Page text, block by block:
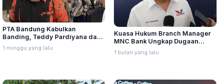
PTA Bandung Kabulkan
Banding, Teddy Pardiyana dan
Bintang Ditetapkan Ahli Waris
Lina Jubaedah
1 minggu yang lalu
Kuasa Hukum Branch Manager
MNC Bank Ungkap Dugaan
Penganiayaan oleh Hary Tanoe
di MNC Towe
1 bulan yang lalu